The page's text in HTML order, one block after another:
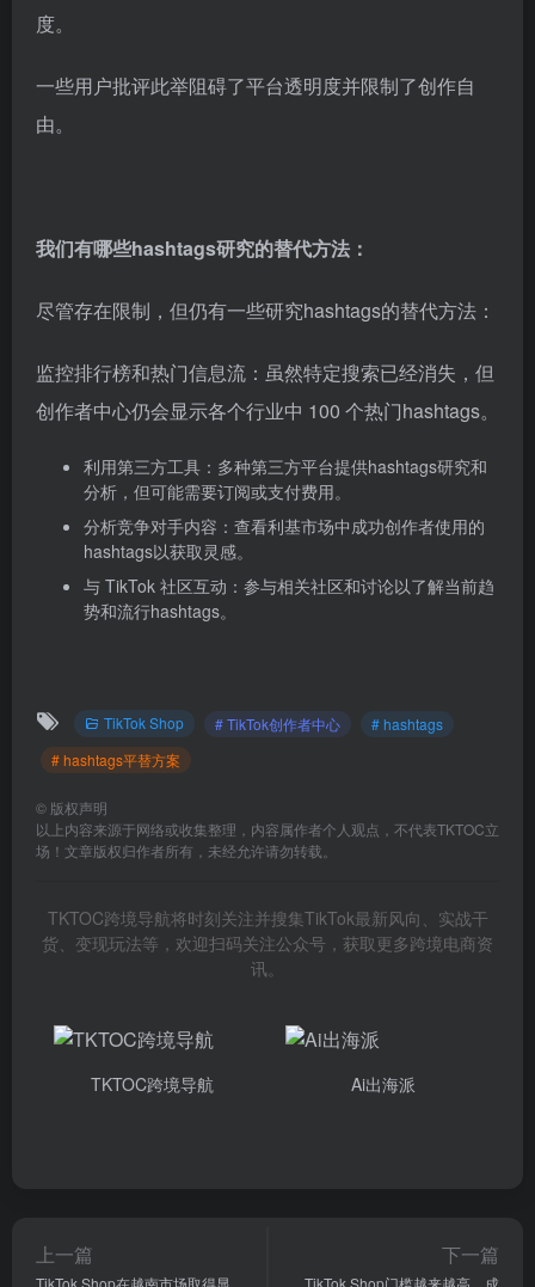
度。
一些用户批评此举阻碍了平台透明度并限制了创作自
由。
我们有哪些hashtags研究的替代方法：
尽管存在限制，但仍有一些研究hashtags的替代方法：
监控排行榜和热门信息流：虽然特定搜索已经消失，但
创作者中心仍会显示各个行业中 100 个热门hashtags。
利用第三方工具：多种第三方平台提供hashtags研究和
分析，但可能需要订阅或支付费用。
分析竞争对手内容：查看利基市场中成功创作者使用的
hashtags以获取灵感。
与 TikTok 社区互动：参与相关社区和讨论以了解当前趋
势和流行hashtags。
TikTok Shop # TikTok创作者中心
# hashtags
# hashtags平替方案
© 版权声明
以上内容来源于网络或收集整理，内容属作者个人观点，不代表TKTOC立
场！文章版权归作者所有，未经允许请勿转载。
TKTOC跨境导航将时刻关注并搜集TikTok最新风向、实战干
货、变现玩法等，欢迎扫码关注公众号，获取更多跨境电商资
讯。
TKTOC跨境导航 Ai出海派
上一篇 下一篇